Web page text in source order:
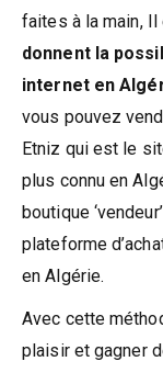
faites à la main,
donnent la
internet en
vous pouvez
Etniz qui est le
plus connu en
boutique
plateforme
en Algérie.
Avec cette
plaisir et gagner